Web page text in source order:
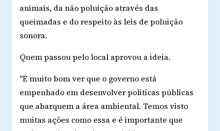
animais, da não poluição através das
queimadas e do respeito às leis de poluição
sonora.
Quem passou pelo local aprovou a ideia.
"É muito bom ver que o governo está
empenhado em desenvolver politicas públicas
que abarquem a área ambiental. Temos visto
muitas ações como essa e é importante que